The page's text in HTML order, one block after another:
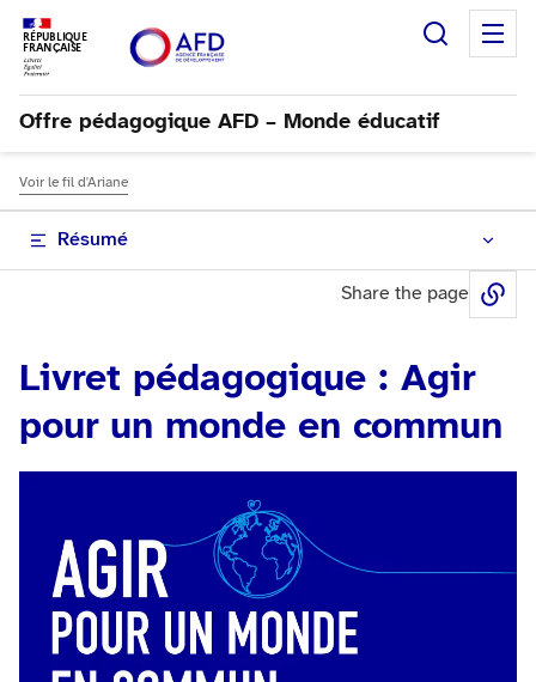
RÉPUBLIQUE
FRANÇAISE
Offre pédagogique AFD – Monde éducatif
Voir le fil d'Ariane
Résumé
Share the page
Livret pédagogique : Agir
pour un monde en commun